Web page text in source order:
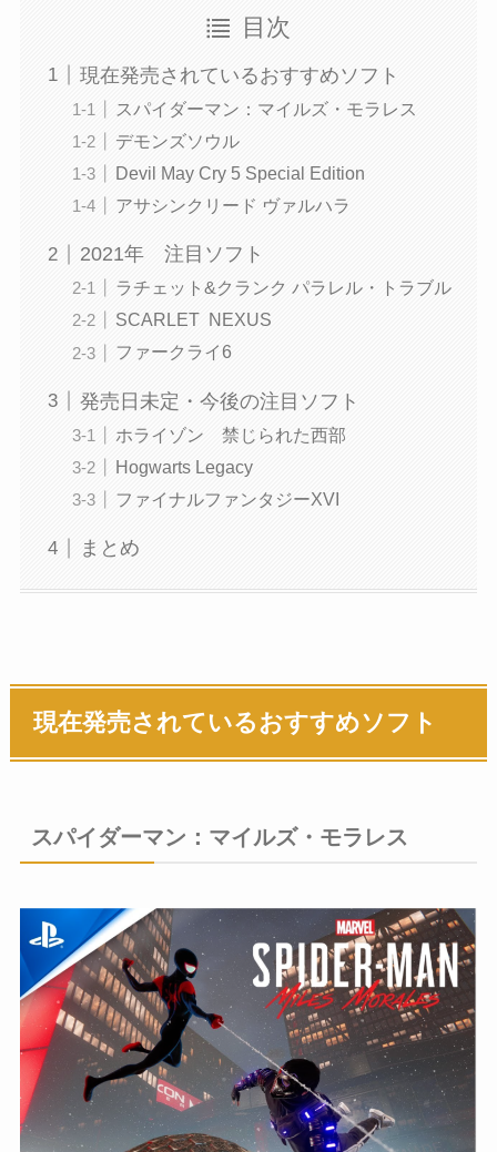
目次
現在発売されているおすすめソフト
スパイダーマン：マイルズ・モラレス
デモンズソウル
Devil May Cry 5 Special Edition
アサシンクリード ヴァルハラ
2021年 注目ソフト
ラチェット&クランク パラレル・トラブル
SCARLET NEXUS
ファークライ6
発売日未定・今後の注目ソフト
ホライゾン 禁じられた西部
Hogwarts Legacy
ファイナルファンタジーXVI
まとめ
現在発売されているおすすめソフト
スパイダーマン：マイルズ・モラレス